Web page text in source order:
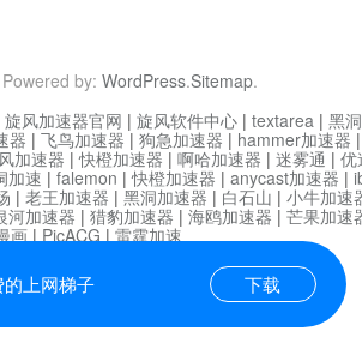
by: WordPress.Sitemap.
上网梯子 下载
旋风加速器官网 | 旋风软件中心 | textarea | 黑
器 | 飞鸟加速器 | 狗急加速器 | hammer加速器
加速器 |快橙加速器 | 啊哈加速器 | 迷雾通 | 优
加速 | falemon |快橙加速器 | anycast加速器 |
| 老王加速器 | 黑洞加速器 | 白石山 | 小牛加速
河加速器 | 猎豹加速器 | 海鸥加速器 | 芒果加速
画|PicACG|雷霆加速